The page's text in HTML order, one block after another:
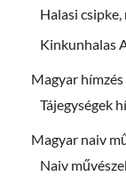
Halasi
Kinkunhalas
Magyar hímzés
Tájegységek
Magyar naiv
Naiv